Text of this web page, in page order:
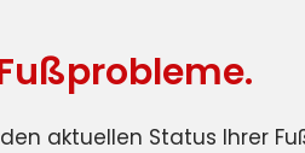
aktuellen Status Ihrer